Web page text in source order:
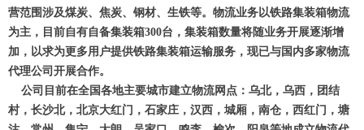
营范围涉及煤炭、焦炭、钢材、生铁等。物流业务以铁路集装箱物流
为主，目前自有自备集装箱300台，集装箱数量将随业务开展逐渐增
加，以求为更多用户提供铁路集装箱运输服务，现已与国内多家物流
代理公司开展合作。
公司目前在全国各地主要城市建立物流网点：乌北，乌西，团结
村，长沙北，北京大红门，石家庄，汉西，城厢，南仓，西红门，塘